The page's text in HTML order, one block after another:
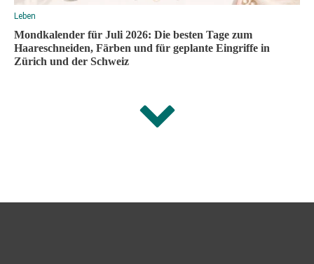
Leben
Mondkalender für Juli 2026: Die besten Tage zum
Haareschneiden, Färben und für geplante Eingriffe in
Zürich und der Schweiz